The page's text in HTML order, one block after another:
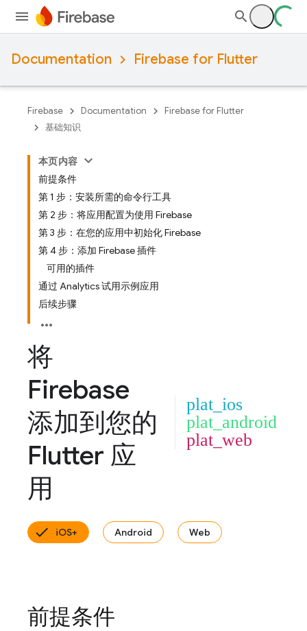
Documentation Firebase for Flutter
Firebase Documentation
Firebase for Flutter
基础知识
本页内容
前提条件
第 1 步：安装所需的命令行工具
第 2 步：将应用配置为使用 Firebase
第 3 步：在您的应用中初始化 Firebase
第 4 步：添加 Firebase 插件
可用的插件
通过 Analytics 试用示例应用
后续步骤
将
Firebase
添加到您的
Flutter 应
用
plat_ios
plat_android
plat_web
iOS+ Android Web
前提条件